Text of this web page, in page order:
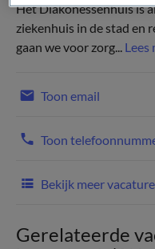
Het Diakonessenhuis is
ziekenhuis in de stad en
gaan we voor zorg... Lees
Toon email
Toon
Bekijk meer
Gerelateerde